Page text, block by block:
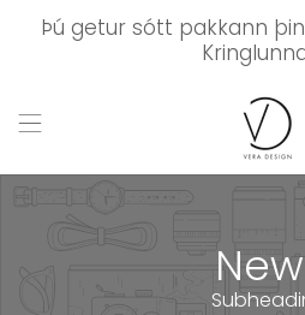
Þú getur sótt pakkann